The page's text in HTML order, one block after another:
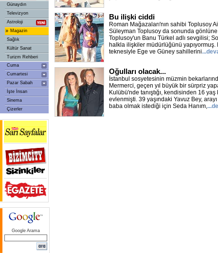
Günaydın
Televizyon
Astroloji
» Magazin
Sağlık
Kültür Sanat
Turizm Rehberi
Cuma
Cumartesi
Pazar Sabah
İşte İnsan
Sinema
Çizerler
Google Arama
Bu ilişki ciddi
Roman Mağazaları'nın sahibi Toplusoy
Süleyman Toplusoy da sonunda
Toplusoy'un Banu Türkel adlı sevgilisi;
halkla ilişkiler müdürlüğünü yapıyormuş.
teknesiyle Ege ve Güney sahillerini
Oğulları olacak...
İstanbul sosyetesinin müzmin
Mermerci, geçen yıl büyük bir sürpriz
Kulübü'nde tanıştığı, kendisinden 16
evlenmişti. 39 yaşındaki Yavuz Bey,
baba olmak istediği için Seda Hanım,